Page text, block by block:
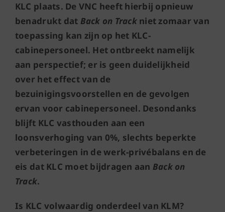
KLC plaats. De VNC heeft hierbij opnieuw
benadrukt dat Back on Trackniet zomaar van
toepassing kan zijn op het KLC-
cabinepersoneel. Het ontbreekt namelijk
aan perspectief; er is geen duidelijkheid
over het effect van de
bezuinigingsvoorstellen en de gevolgen
ervan voor cabinepersoneel. Desondanks
blijft KLC vasthouden aan een
loonsverhoging van 0%, slechts beperkte
verbeteringen in de werk-privébalans en de
eis dat KLC moet bijdragen aan Back on
Track.
Is KLC volwaardig onderdeel van KLM?